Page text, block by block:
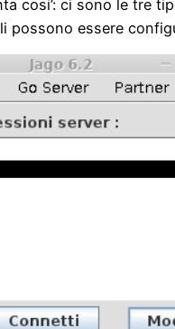
cosi’: ci sono le tre
possono essere